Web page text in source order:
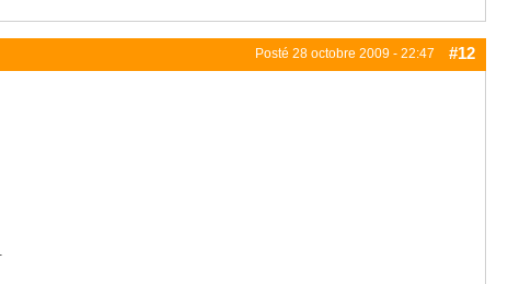
Posté 28 octobre 2009 - 22:47 #12